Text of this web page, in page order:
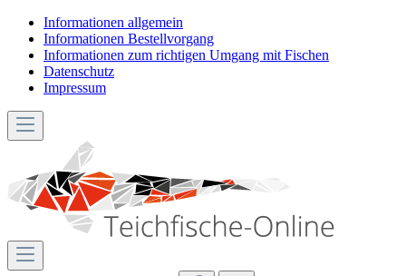
Informationen allgemein
Informationen Bestellvorgang
Informationen zum richtigen Umgang mit Fischen
Datenschutz
Impressum